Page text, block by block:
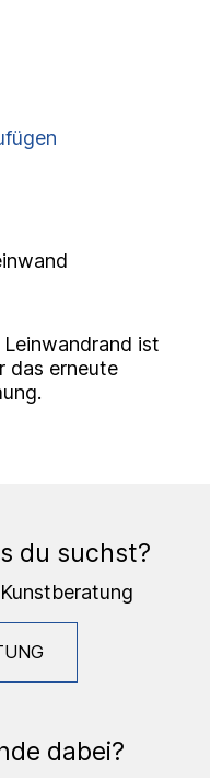
Leinwandrand ist
das erneute
du suchst?
dabei?